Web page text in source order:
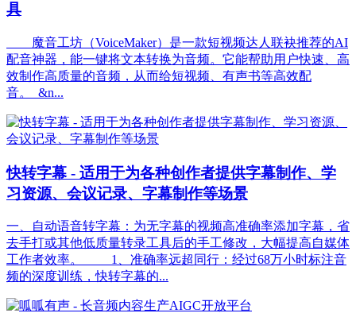
具
魔音工坊（VoiceMaker）是一款短视频达人联袂推荐的AI
配音神器，能一键将文本转换为音频。它能帮助用户快速、高
效制作高质量的音频，从而给短视频、有声书等高效配
音。 &n...
快转字幕 - 适用于为各种创作者提供字幕制作、学
习资源、会议记录、字幕制作等场景
一、自动语音转字幕：为无字幕的视频高准确率添加字幕，省
去手打或其他低质量转录工具后的手工修改，大幅提高自媒体
工作者效率。 1、准确率远超同行：经过68万小时标注音
频的深度训练，快转字幕的...